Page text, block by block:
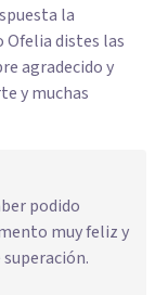
la
Ofelia distes las
agradecido y
y muchas
podido
muy feliz y